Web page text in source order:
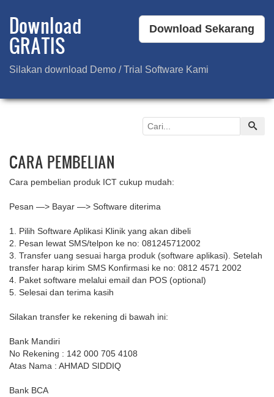
Download Sekarang
Download
GRATIS
Silakan download Demo / Trial Software Kami
CARA PEMBELIAN
Cara pembelian produk ICT cukup mudah:
Pesan —> Bayar —> Software diterima
1. Pilih Software Aplikasi Klinik yang akan dibeli
2. Pesan lewat SMS/telpon ke no: 081245712002
3. Transfer uang sesuai harga produk (software aplikasi). Setelah
transfer harap kirim SMS Konfirmasi ke no: 0812 4571 2002
4. Paket software melalui email dan POS (optional)
5. Selesai dan terima kasih
Silakan transfer ke rekening di bawah ini:
Bank Mandiri
No Rekening : 142 000 705 4108
Atas Nama : AHMAD SIDDIQ
Bank BCA